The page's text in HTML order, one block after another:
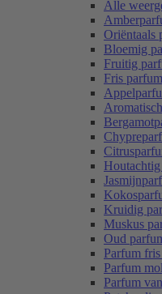
Alle
Oriëntaals
Bloemig
Fruitig
Fris parfum
Kruidig
Muskus
Oud
Parfum
Parfum
Parfum